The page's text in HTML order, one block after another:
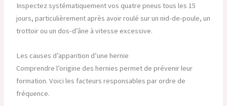
Inspectez systématiquement vos quatre pneus tous les 15
jours, particulièrement après avoir roulé sur un nid-de-poule, un
trottoir ou un dos-d’âne à vitesse excessive.
Les causes d’apparition d’une hernie
Comprendre l’origine des hernies permet de prévenir leur
formation. Voici les facteurs responsables par ordre de
fréquence.